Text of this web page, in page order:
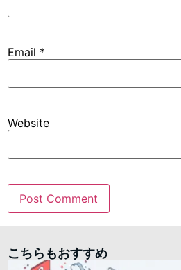
Email *
Website
こちらもおすすめ